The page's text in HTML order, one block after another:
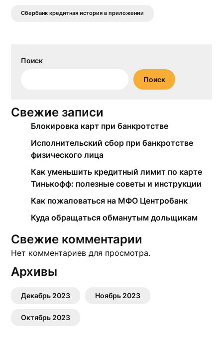
Сбербанк кредитная история в приложении
Поиск
Поиск
Свежие записи
Блокировка карт при банкротстве
Исполнительский сбор при банкротстве
физического лица
Как уменьшить кредитный лимит по карте
Тинькофф: полезные советы и инструкции
Как пожаловаться на МФО Центробанк
Куда обращаться обманутым дольщикам
Свежие комментарии
Нет комментариев для просмотра.
Архивы
Декабрь 2023 Ноябрь 2023
Октябрь 2023